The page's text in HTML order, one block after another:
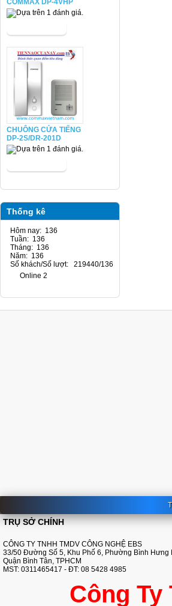
COMMAX DP-4VHP
CHUÔNG CỬA TIẾNG
DP-2S/DR-201D
Thống kê
Hôm nay: 136
Tuần: 136
Tháng: 136
Năm: 136
Số khách/Số lượt: 219440/136
Online 2
TRỤ SỞ CHÍNH
CÔNG TY TNHH TMDV CÔNG NGHỆ EBS
33/50 Đường Số 5, Khu Phố 6, Phường Bình Hưng
Quận Bình Tân, TPHCM
MST: 0311465417 - ĐT: 08 5428 4985
Công Ty